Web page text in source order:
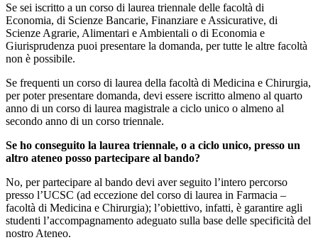
Se sei iscritto a un corso di laurea triennale delle facoltà di
Economia, di Scienze Bancarie, Finanziare e Assicurative, di
Scienze Agrarie, Alimentari e Ambientali o di Economia e
Giurisprudenza puoi presentare la domanda, per tutte le altre facoltà
non è possibile.
Se frequenti un corso di laurea della facoltà di Medicina e Chirurgia,
per poter presentare domanda, devi essere iscritto almeno al quarto
anno di un corso di laurea magistrale a ciclo unico o almeno al
secondo anno di un corso triennale.
Se ho conseguito la laurea triennale, o a ciclo unico, presso un
altro ateneo posso partecipare al bando?
No, per partecipare al bando devi aver seguito l’intero percorso
presso l’UCSC (ad eccezione del corso di laurea in Farmacia –
facoltà di Medicina e Chirurgia); l’obiettivo, infatti, è garantire agli
studenti l’accompagnamento adeguato sulla base delle specificità del
nostro Ateneo.